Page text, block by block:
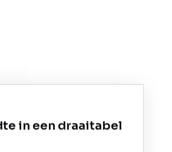
in een draaitabel